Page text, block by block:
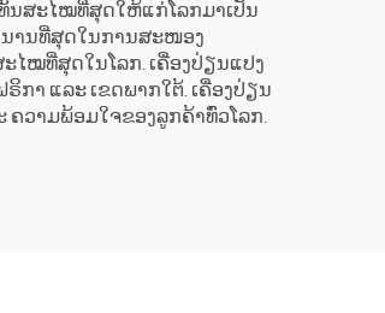
າທີ່ທັນສະໄໝທີ່ສຸດໃຫ້ແກ່ໂລກມາເປັນ
ວນານທີ່ສຸດໃນການສະໜອງ
ໄໝທີ່ສຸດໃນໂລກ. ເຄື່ອງປ່ຽນແປງ
ຣິກາ ແລະ ເຂດພາກໃຕ້. ເຄື່ອງປ່ຽນ
ວາມພ້ອມໃຈຂອງລູກຄ້າທົ່ວໂລກ.